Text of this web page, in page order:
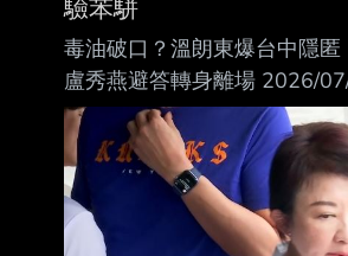
就是法定繼承第一順位，根本
直恐嚇說借名登記打官司我們
們沒理由放棄 希望能找到擅
律師 居中協調、處理遺產分
上網找了幾位律師 看到有人
陳
驗苯駢
毒油破口？溫朗東爆台中隱
盧秀燕避答轉身離場 2026/
宜庭報導
https://attach.setn.com/
0/5636550-PH.jpg 盧秀燕被
（BaP）時，未正面回應，僅
謝」，隨即轉身準備 離開（圖